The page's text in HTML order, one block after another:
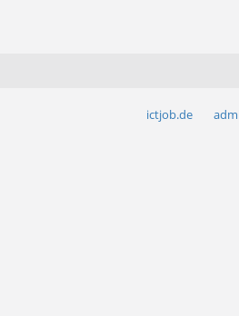
ictjob.de